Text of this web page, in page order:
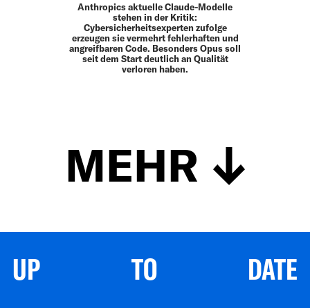
Anthropics aktuelle Claude-Modelle
stehen in der Kritik:
Cybersicherheitsexperten zufolge
erzeugen sie vermehrt fehlerhaften und
angreifbaren Code. Besonders Opus soll
seit dem Start deutlich an Qualität
verloren haben.
MEHR
UP TO DATE